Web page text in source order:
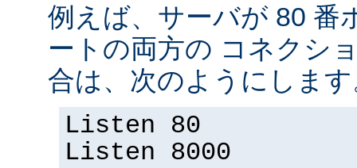
例えば、サーバが 80 番
ートの両方の コネクシ
合は、次のようにしま
Listen 80
Listen 8000